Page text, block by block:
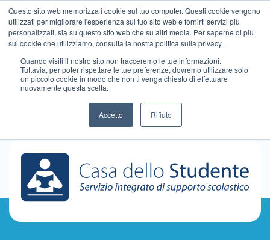
Questo sito web memorizza i cookie sul tuo computer. Questi cookie vengono
utilizzati per migliorare l'esperienza sul tuo sito web e fornirti servizi più
personalizzati, sia su questo sito web che su altri media. Per saperne di più
sui cookie che utilizziamo, consulta la nostra politica sulla privacy.
Quando visiti il ​​nostro sito non tracceremo le tue informazioni.
Tuttavia, per poter rispettare le tue preferenze, dovremo utilizzare solo
un piccolo cookie in modo che non ti venga chiesto di effettuare
nuovamente questa scelta.
Accetto Rifiuto